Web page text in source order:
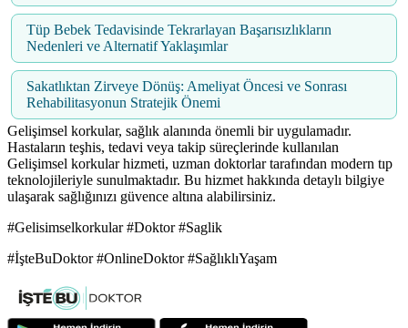
Tüp Bebek Tedavisinde Tekrarlayan Başarısızlıkların
Nedenleri ve Alternatif Yaklaşımlar
Sakatlıktan Zirveye Dönüş: Ameliyat Öncesi ve Sonrası
Rehabilitasyonun Stratejik Önemi
Gelişimsel korkular, sağlık alanında önemli bir uygulamadır.
Hastaların teşhis, tedavi veya takip süreçlerinde kullanılan
Gelişimsel korkular hizmeti, uzman doktorlar tarafından modern tıp
teknolojileriyle sunulmaktadır. Bu hizmet hakkında detaylı bilgiye
ulaşarak sağlığınızı güvence altına alabilirsiniz.
#Gelisimselkorkular #Doktor #Saglik
#İşteBuDoktor #OnlineDoktor #SağlıklıYaşam